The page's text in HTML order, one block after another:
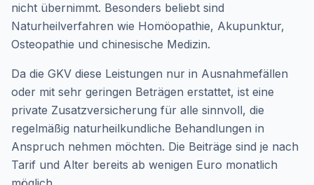
nicht übernimmt. Besonders beliebt sind
Naturheilverfahren wie Homöopathie, Akupunktur,
Osteopathie und chinesische Medizin.
Da die GKV diese Leistungen nur in Ausnahmefällen
oder mit sehr geringen Beträgen erstattet, ist eine
private Zusatzversicherung für alle sinnvoll, die
regelmäßig naturheilkundliche Behandlungen in
Anspruch nehmen möchten. Die Beiträge sind je nach
Tarif und Alter bereits ab wenigen Euro monatlich